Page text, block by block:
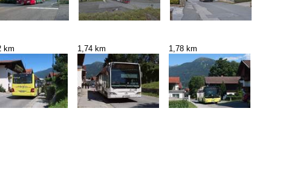
km 1,74 km 1,78 km